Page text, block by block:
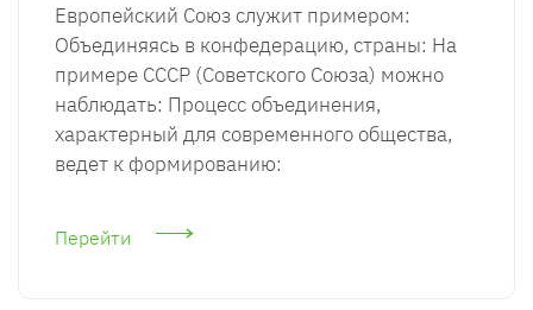
Европейский Союз служит примером:
Объединяясь в конфедерацию, страны: На
примере СССР (Советского Союза) можно
наблюдать: Процесс объединения,
характерный для современного общества,
ведет к формированию:
Перейти